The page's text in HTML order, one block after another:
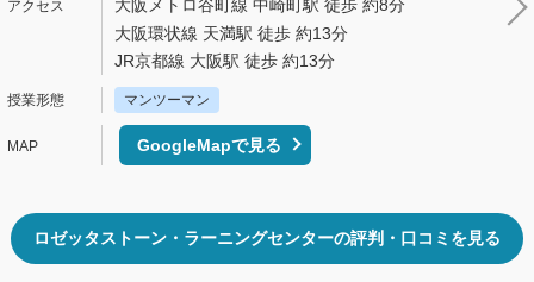
大阪メトロ谷町線 中崎町駅 徒歩 約8分
大阪環状線 天満駅 徒歩 約13分
JR京都線 大阪駅 徒歩 約13分
マンツーマン
GoogleMapで見る
ロゼッタストーン・ラーニングセンターの評判・口コミを見る